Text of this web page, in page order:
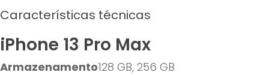
Características técnicas
iPhone 13 Pro Max
Armazenamento128 GB, 256 GB